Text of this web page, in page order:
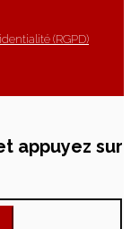
(RGPD)
appuyez sur